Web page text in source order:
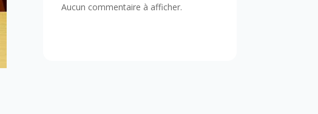
Aucun commentaire à afficher.